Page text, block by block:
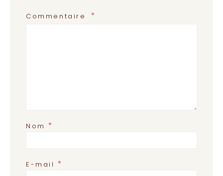
Commentaire
Nom*
E-mail*